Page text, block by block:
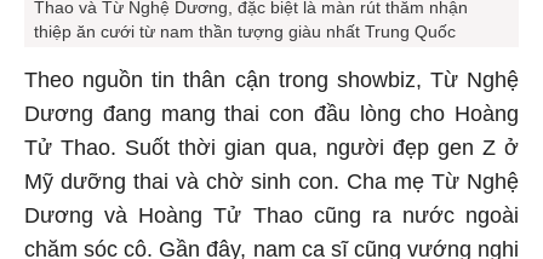
Thao và Từ Nghệ Dương, đặc biệt là màn rút thăm nhận
thiệp ăn cưới từ nam thần tượng giàu nhất Trung Quốc
Theo nguồn tin thân cận trong showbiz, Từ Nghệ
Dương đang mang thai con đầu lòng cho Hoàng
Tử Thao. Suốt thời gian qua, người đẹp gen Z ở
Mỹ dưỡng thai và chờ sinh con. Cha mẹ Từ Nghệ
Dương và Hoàng Tử Thao cũng ra nước ngoài
chăm sóc cô. Gần đây, nam ca sĩ cũng vướng nghi